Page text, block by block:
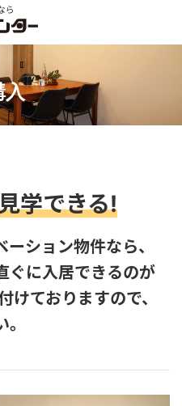
ら
入
学できる!
ション物件なら、
ぐに入居できるのが
けておりますので、